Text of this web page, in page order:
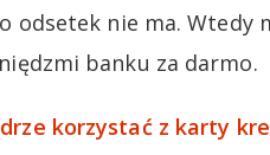
odsetek nie ma.
banku za darmo.
korzystać z karty